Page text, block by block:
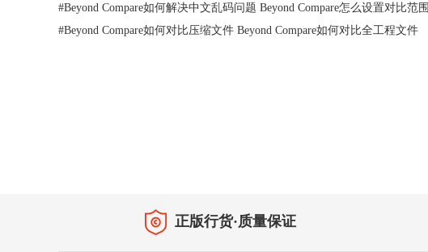
#Beyond Compare如何解决中文乱码问题 Beyond Compare怎么设置对比范围
#Beyond Compare如何对比压缩文件 Beyond Compare如何对比全工程文件
正版行货·质量保证